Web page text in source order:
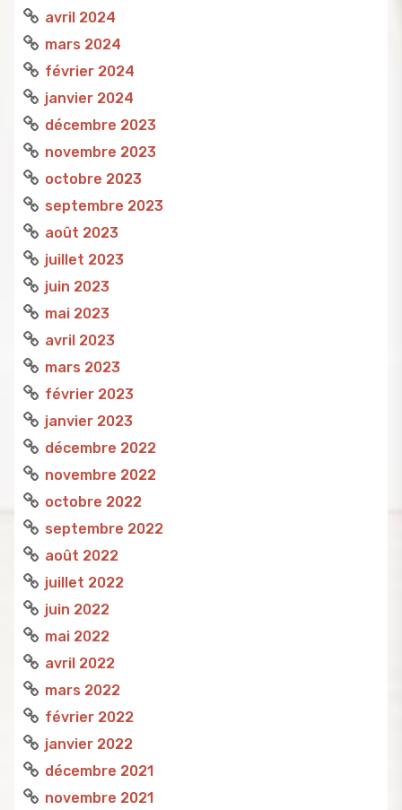
avril 2024
mars 2024
février 2024
janvier 2024
décembre 2023
novembre 2023
octobre 2023
septembre 2023
août 2023
juillet 2023
juin 2023
mai 2023
avril 2023
mars 2023
février 2023
janvier 2023
décembre 2022
novembre 2022
octobre 2022
septembre 2022
août 2022
juillet 2022
juin 2022
mai 2022
avril 2022
mars 2022
février 2022
janvier 2022
décembre 2021
novembre 2021